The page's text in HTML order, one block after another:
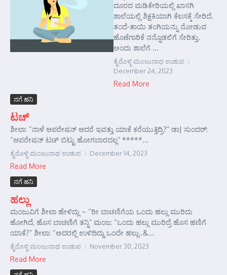
ದೂರದ ಮಡಿಕೇರಿಯಲ್ಲಿ ಖಾಸಗಿ
ಶಾಲೆಯಲ್ಲಿ ಶಿಕ್ಷಕಿಯಾಗಿ ಕೆಲಸಕ್ಕೆ ಸೇರಿದೆ.
ತಂದೆ-ತಾಯಿ ತಂಗಿಯನ್ನು ನೋಡುವ
ಹೊಣೆಗಾರಿಕೆ ನನ್ನೊಡಲಿಗೆ ಸೇರಿತ್ತು.
ಅಂದು ಶಾಲೆಗೆ ...
ತೈರೊಳ್ಳಿ ಮಂಜುನಾಥ ಉಡುಪ
December 24, 2023
Read More
ನಗೆ ಹನಿ
ಟಚ್
ಶೀಲಾ: “ನಾಳೆ ಆಪರೇಷನ್ ಆದರೆ ಇವತ್ತು ಯಾಕೆ ಕರೆಯುತ್ತಿದ್ರಿ?” ಡಾ| ಸುಂದರ್‌:
“ಆಪರೇಷನ್ ಟಚ್ ಬಿಟ್ಟು ಹೋಗಬಾರದಲ್ಲ” *****...
ತೈರೊಳ್ಳಿ ಮಂಜುನಾಥ ಉಡುಪ December 14, 2023
Read More
ನಗೆ ಹನಿ
ಹಲ್ಲು
ಮಂಜುವಿಗೆ ಶೀಲಾ ಹೇಳಿದ್ಲು – “ರೀ ಬಾಚಣಿಗೆಯ ಒಂದು ಹಲ್ಲು ಮುರಿದು
ಹೋಗಿದೆ, ಹೊಸ ಬಾಚಣಿಗೆ ತನ್ನಿ” ಮಂಜ: “ಒಂದು ಹಲ್ಲು ಮುರಿದ್ರೆ ಹೊಸ ಹಣಿಗೆ
ಯಾಕೆ?” ಶೀಲಾ: “ಅದರಲ್ಲಿ ಉಳಿದಿದ್ದು ಒಂದೇ ಹಲ್ಲು..&...
ತೈರೊಳ್ಳಿ ಮಂಜುನಾಥ ಉಡುಪ November 30, 2023
Read More